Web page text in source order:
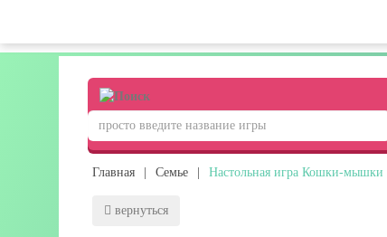
Главная Семье Настольная игра Кошки-мышки
вернуться